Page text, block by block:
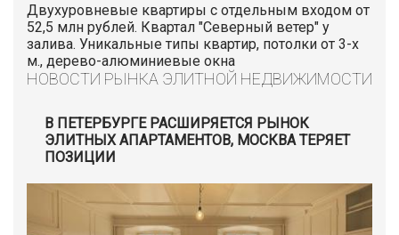
Двухуровневые квартиры с отдельным входом от
52,5 млн рублей. Квартал "Северный ветер" у
залива. Уникальные типы квартир, потолки от 3-х
м., дерево-алюминиевые окна
НОВОСТИ РЫНКА ЭЛИТНОЙ НЕДВИЖИМОСТИ
В ПЕТЕРБУРГЕ РАСШИРЯЕТСЯ РЫНОК
ЭЛИТНЫХ АПАРТАМЕНТОВ, МОСКВА ТЕРЯЕТ
ПОЗИЦИИ